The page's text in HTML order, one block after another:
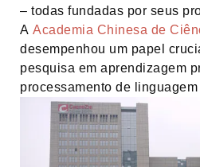
– todas fundadas por seus
A Academia Chinesa de
desempenhou um papel
pesquisa em aprendizagem
processamento de